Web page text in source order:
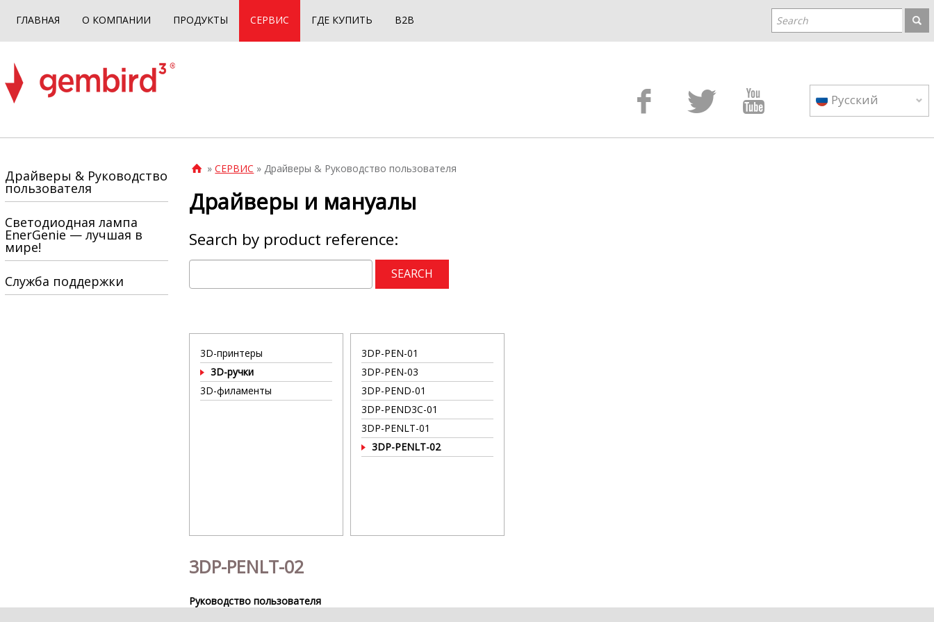
ГЛАВНАЯ О КОМПАНИИ ПРОДУКТЫ СЕРВИС ГДЕ КУПИТЬ B2B
Русский
  
 »СЕРВИС » Драйверы & Руководство пользователя
Драйверы и мануалы
Search by product reference:
3D-принтеры
3D-ручки
3D-филаменты
3DP-PEN-01
3DP-PEN-03
3DP-PEND-01
3DP-PEND3C-01
3DP-PENLT-01
3DP-PENLT-02
3DP-PENLT-02
Руководство пользователя
Драйверы & Руководство
пользователя
Светодиодная лампа
EnerGenie — лучшая в
мире!
Служба поддержки